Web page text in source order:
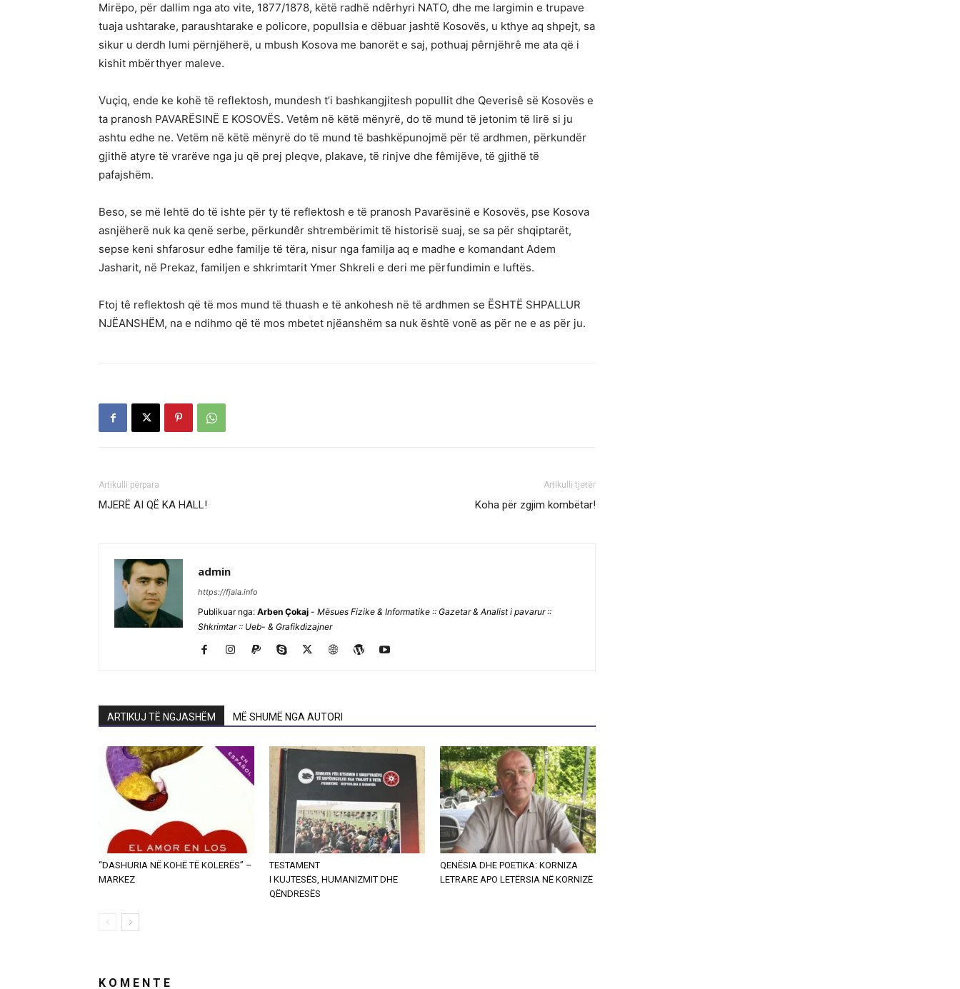
Mirëpo, për dallim nga ato vite, 1877/1878, këtë radhë ndêrhyri NATO, dhe me largimin e trupave
tuaja ushtarake, paraushtarake e policore, popullsia e dëbuar jashtë Kosovës, u kthye aq shpejt, sa
sikur u derdh lumi përnjëherë, u mbush Kosova me banorët e saj, pothuaj pêrnjëhrê me ata që i
kishit mbërthyer maleve.
Vuçiq, ende ke kohë të reflektosh, mundesh t’i bashkangjitesh popullit dhe Qeverisê së Kosovës e
ta pranosh PAVARËSINË E KOSOVËS. Vetêm në këtë mënyrë, do të mund të jetonim të lirë si ju
ashtu edhe ne. Vetëm në këtë mënyrë do të mund të bashkëpunojmë për të ardhmen, përkundër
gjithë atyre të vrarëve nga ju që prej pleqve, plakave, të rinjve dhe fêmijëve, të gjithë të
pafajshëm.
Beso, se më lehtë do të ishte për ty të reflektosh e të pranosh Pavarësinë e Kosovës, pse Kosova
asnjëherë nuk ka qenë serbe, përkundêr shtrembërimit të historisë suaj, se sa për shqiptarët,
sepse keni shfarosur edhe familje të tëra, nisur nga familja aq e madhe e komandant Adem
Jasharit, në Prekaz, familjen e shkrimtarit Ymer Shkreli e deri me përfundimin e luftës.
Ftoj tê reflektosh që të mos mund të thuash e të ankohesh në të ardhmen se ËSHTË SHPALLUR
NJËANSHËM, na e ndihmo që të mos mbetet njëanshëm sa nuk është vonë as për ne e as për ju.
Artikulli përpara
MJERË AI QË KA HALL!
Artikulli tjetër
Koha për zgjim kombëtar!
admin
https://fjala.info
Publikuar nga: Arben Çokaj - Mësues Fizike & Informatike :: Gazetar & Analist i pavarur ::
Shkrimtar :: Ueb- & Grafikdizajner
ARTIKUJ TË NGJASHËM MË SHUMË NGA AUTORI
“DASHURIA NË KOHË TË KOLERËS” –
MARKEZ
TESTAMENT
I KUJTESËS, HUMANIZMIT DHE
QËNDRESËS
QENËSIA DHE POETIKA: KORNIZA
LETRARE APO LETËRSIA NË KORNIZË
K O M E N T E